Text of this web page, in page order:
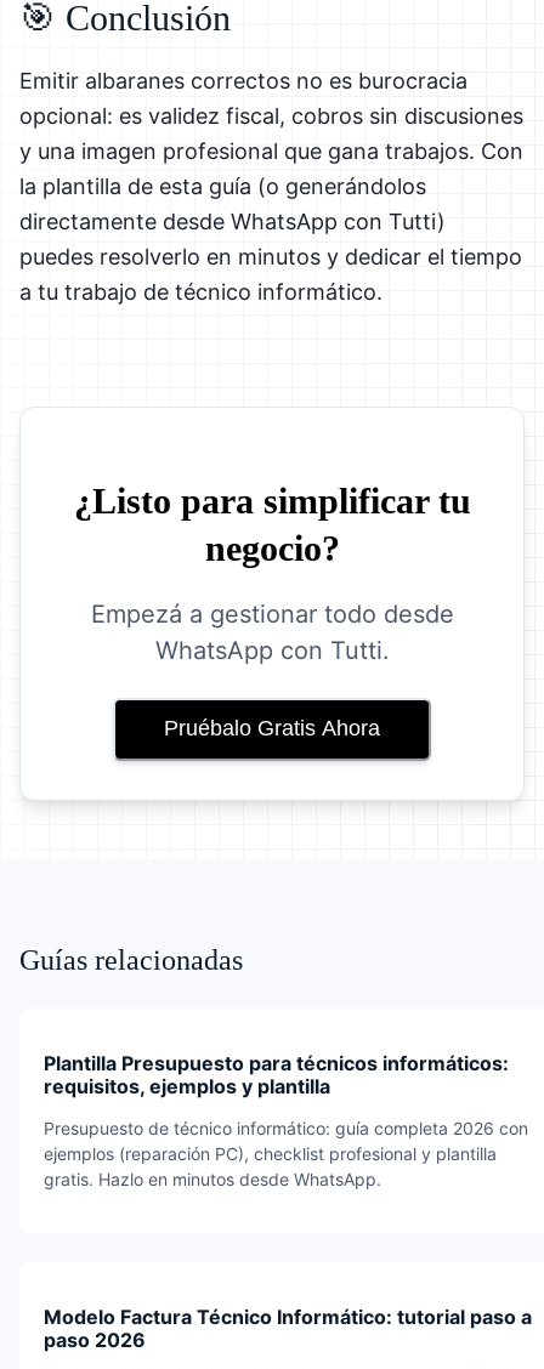
🎯 Conclusión
Emitir albaranes correctos no es burocracia
opcional: es validez fiscal, cobros sin discusiones
y una imagen profesional que gana trabajos. Con
la plantilla de esta guía (o generándolos
directamente desde WhatsApp con Tutti)
puedes resolverlo en minutos y dedicar el tiempo
a tu trabajo de técnico informático.
¿Listo para simplificar tu
negocio?
Empezá a gestionar todo desde
WhatsApp con Tutti.
Pruébalo Gratis Ahora
Guías relacionadas
Plantilla Presupuesto para técnicos informáticos:
requisitos, ejemplos y plantilla
Presupuesto de técnico informático: guía completa 2026 con
ejemplos (reparación PC), checklist profesional y plantilla
gratis. Hazlo en minutos desde WhatsApp.
Modelo Factura Técnico Informático: tutorial paso a
paso 2026